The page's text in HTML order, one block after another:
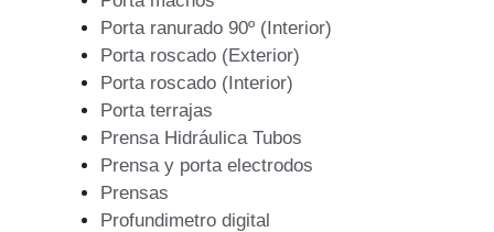
Porta ranurado 90º (Interior)
Porta roscado (Exterior)
Porta roscado (Interior)
Porta terrajas
Prensa Hidráulica Tubos
Prensa y porta electrodos
Prensas
Profundimetro digital